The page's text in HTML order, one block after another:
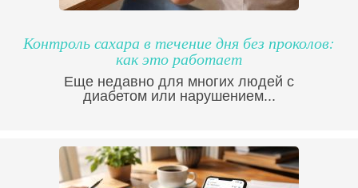
Контроль сахара в течение дня без проколов:
как это работает
Еще недавно для многих людей с
диабетом или нарушением...